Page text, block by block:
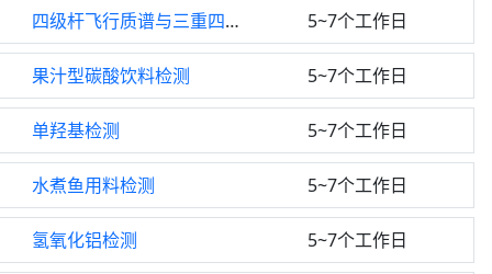
四级杆飞行质谱与三重四级杆检测 5~7个工作日
果汁型碳酸饮料检测 5~7个工作日
单羟基检测 5~7个工作日
水煮鱼用料检测 5~7个工作日
氢氧化铝检测 5~7个工作日